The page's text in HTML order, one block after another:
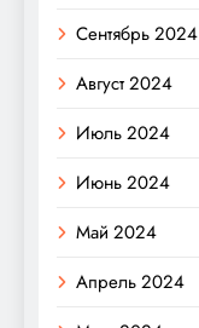
Сентябрь 2024
Август 2024
Июль 2024
Июнь 2024
Май 2024
Апрель 2024